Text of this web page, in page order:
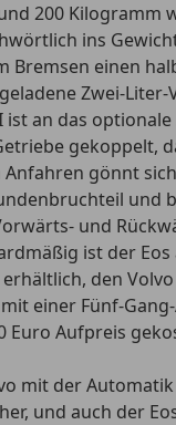
200 Kilogramm
ins
Bremsen einen
Zwei-Liter-
ist an das optionale
gekoppelt,
gönnt
und
und
ist der Eos
den
einer Fünf-
Euro Aufpreis
mit der
und auch der